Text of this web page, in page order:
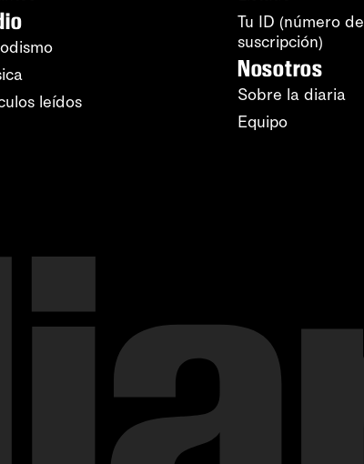
leídos
Tu ID (número de
suscripción)
Nosotros
Sobre la diaria
Equipo